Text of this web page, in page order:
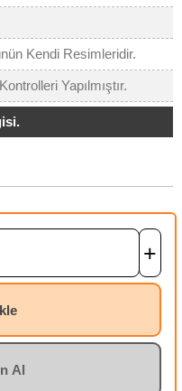
Kendi Resimleridir.
Yapılmıştır.
+
Al